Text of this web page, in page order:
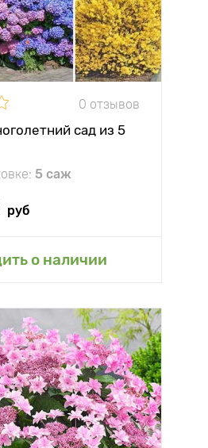
0 отзывов
сад из 5
5 саж
руб
о наличии